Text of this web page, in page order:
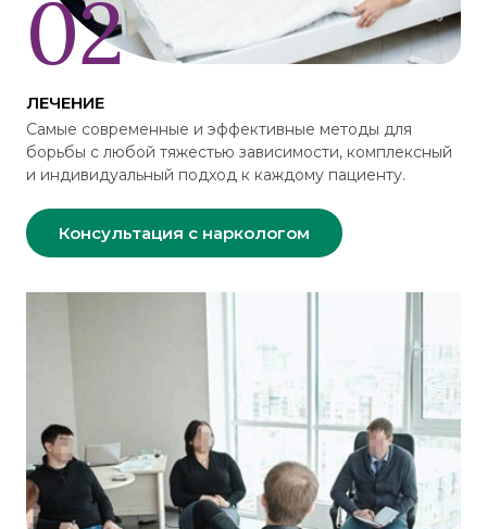
ЛЕЧЕНИЕ
Самые современные и эффективные методы для
борьбы с любой тяжестью зависимости, комплексный
и индивидуальный подход к каждому пациенту.
Консультация с наркологом